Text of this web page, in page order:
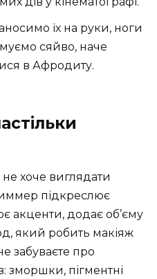
їх на руки, ноги
сяйво, наче
в Афродиту.
хоче виглядати
підкреслює
акценти, додає об’єму
який робить макіяж
забуваєте про
зморшки, пігментні